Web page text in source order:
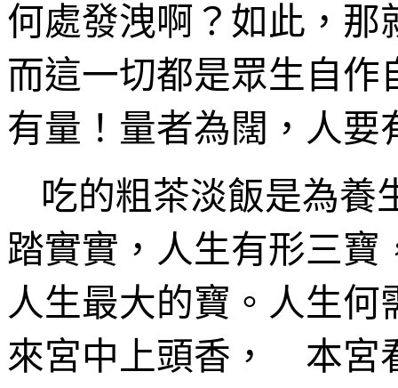
何處發洩啊？如此，那
而這一切都是眾生自作
有量！量者為闊，人要
吃的粗茶淡飯是為養
踏實實，人生有形三寶
人生最大的寶。人生
來宮中上頭香， 本宮